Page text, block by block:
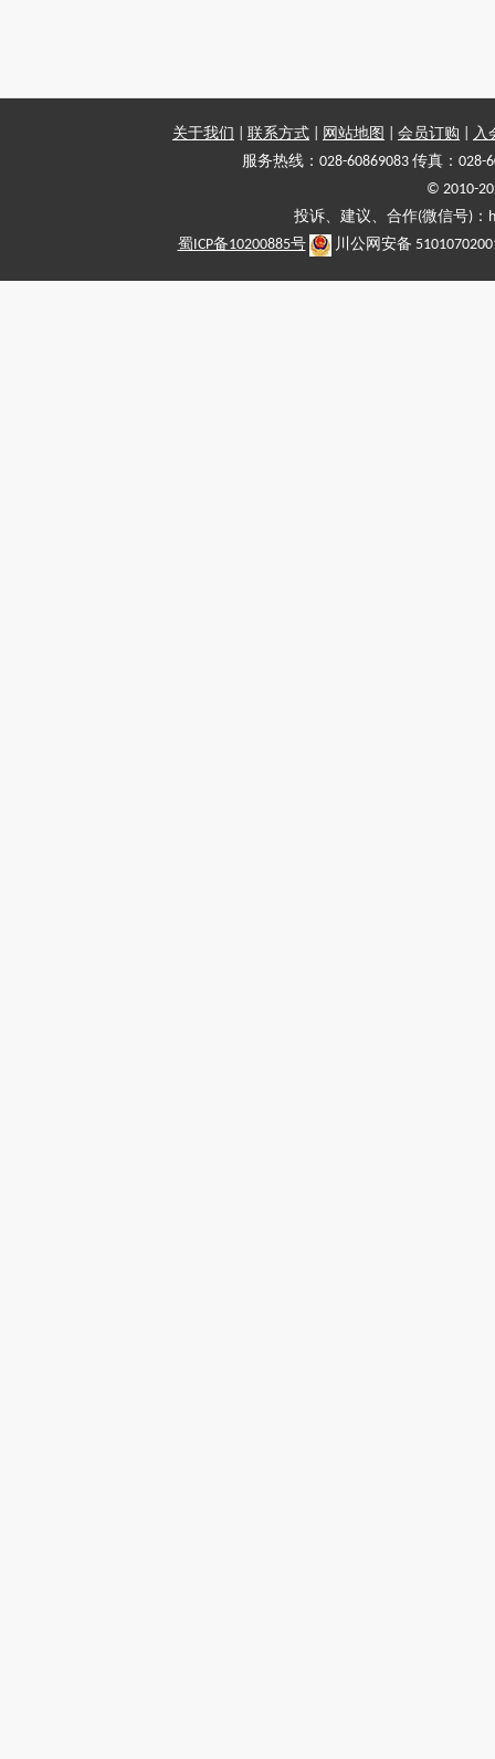
关于我们 联系方式 网站地图 会员订购
入
服务热线：028-60869083 传真：028-
© 2010-
投诉、建议、合作(微信号)
蜀ICP备10200885号
川公网安备